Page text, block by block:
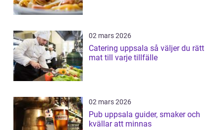
02 mars 2026
Catering uppsala så väljer du rätt
mat till varje tillfälle
02 mars 2026
Pub uppsala guider, smaker och
kvällar att minnas